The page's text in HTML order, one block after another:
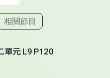
示相關單集
相關節目
單元 L9 P120